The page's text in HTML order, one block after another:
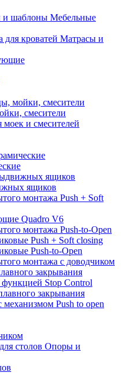
Мебельные
Матрасы и
смесители
и смесителей
ящиков
монтажа Push + Soft
Quadro V6
монтажа Push-to-Open
Push + Soft closing
Push-to-Open
монтажа с доводчиком
закрывания
Stop Control
закрывания
Push to open
Опоры и